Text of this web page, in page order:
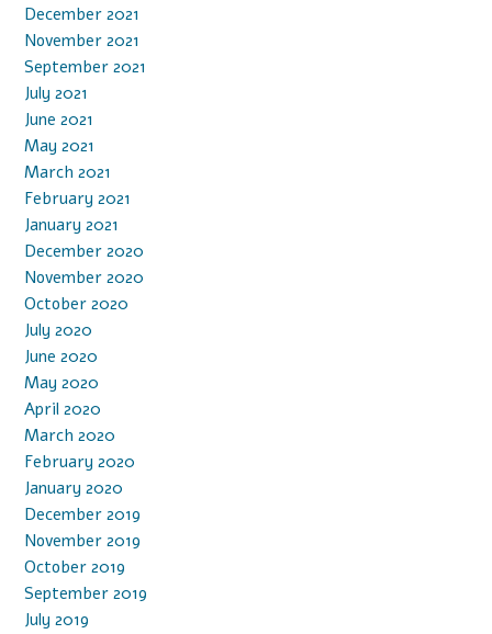
December 2021
November 2021
September 2021
July 2021
June 2021
May 2021
March 2021
February 2021
January 2021
December 2020
November 2020
October 2020
July 2020
June 2020
May 2020
April 2020
March 2020
February 2020
January 2020
December 2019
November 2019
October 2019
September 2019
July 2019